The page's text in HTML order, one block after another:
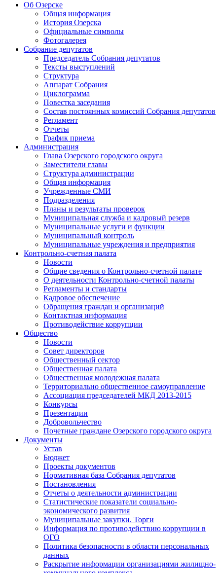
Об Озерске
Общая информация
История Озерска
Официальные символы
Фотогалерея
Собрание депутатов
Председатель Собрания депутатов
Тексты выступлений
Структура
Аппарат Собрания
Циклограмма
Повестка заседания
Состав постоянных комиссий Собрания депутатов
Регламент
Отчеты
График приема
Администрация
Глава Озерского городского округа
Заместители главы
Структура администрации
Общая информация
Учрежденные СМИ
Подразделения
Планы и результаты проверок
Муниципальная служба и кадровый резерв
Муниципальные услуги и функции
Муниципальный контроль
Муниципальные учреждения и предприятия
Контрольно-счетная палата
Новости
Общие сведения о Контрольно-счетной палате
О деятельности Контрольно-счетной палаты
Регламенты и стандарты
Кадровое обеспечение
Обращения граждан и организаций
Контактная информация
Противодействие коррупции
Общество
Новости
Совет директоров
Общественный сектор
Общественная палата
Общественная молодежная палата
Территориально общественное самоуправление
Ассоциация председателей МКД 2013-2015
Конкурсы
Презентации
Добровольчество
Почетные граждане Озерского городского округа
Документы
Устав
Бюджет
Проекты документов
Нормативная база Собрания депутатов
Постановления
Отчеты о деятельности администрации
Статистические показатели социально-
экономического развития
Муниципальные закупки. Торги
Информация по противодействию коррупции в
ОГО
Политика безопасности в области персональных
данных
Раскрытие информации организациями жилищно-